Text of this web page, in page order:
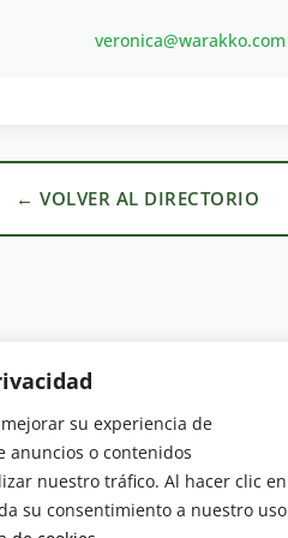
su experiencia de
anuncios o contenidos
nuestro tráfico. Al hacer clic en
su consentimiento a nuestro uso
veronica@warakko.com
← VOLVER AL DIRECTORIO
Hortofrutícola
nº 10.